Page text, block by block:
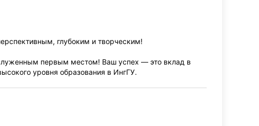
глубоким и творческим!
первым местом! Ваш успех — это вклад в
уровня образования в ИнгГУ.